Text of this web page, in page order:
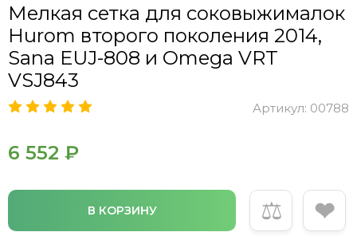
Мелкая сетка для соковыжималок
Hurom второго поколения 2014,
Sana EUJ-808 и Omega VRT
VSJ843
Артикул: 00788
6 552 ₽
В КОРЗИНУ ⚖ ❤